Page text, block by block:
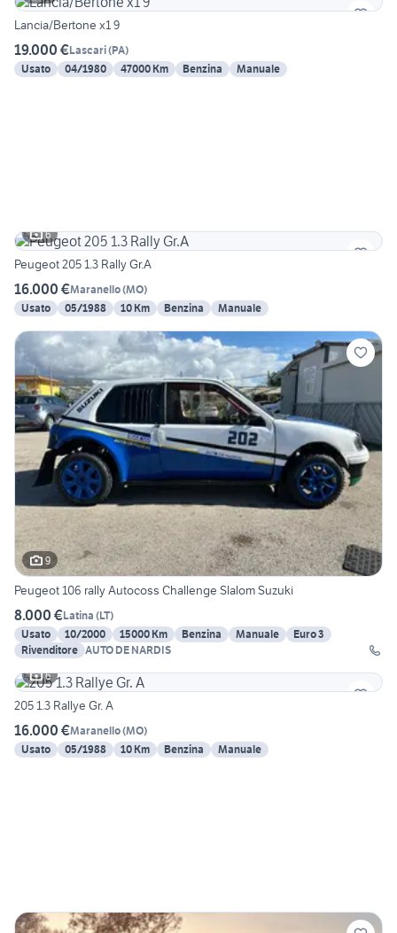
Lancia/Bertone x1 9
19.000 €Lascari(PA)
Usato
04/1980 47000 Km Benzina Manuale
6
Peugeot 205 1.3 Rally Gr.A
16.000 €Maranello(MO)
Usato
05/1988 10 Km Benzina Manuale
9
Peugeot 106 rally Autocoss Challenge Slalom Suzuki
8.000 €Latina (LT)
Usato
10/2000 15000 Km Benzina Manuale
Euro 3
Rivenditore AUTO DE NARDIS
6
205 1.3 Rallye Gr. A
16.000 €Maranello(MO)
Usato
05/1988 10 Km Benzina Manuale